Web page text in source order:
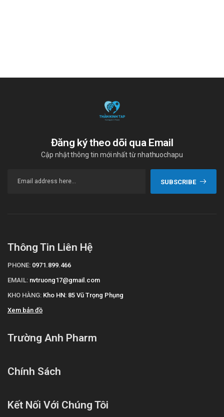
Đăng ký theo dõi qua Email
Cập nhật thông tin mới nhất từ nhathuochapu
SUBSCRIBE
Thông Tin Liên Hệ
PHONE: 0971.899.466
EMAIL: nvtruong17@gmail.com
KHO HÀNG: Kho HN: 85 Vũ Trọng Phụng
Xem bản đồ
Trường Anh Pharm
Chính Sách
Kết Nối Với Chúng Tôi